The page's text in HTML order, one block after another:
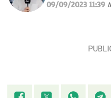
09/09/2023 11:39